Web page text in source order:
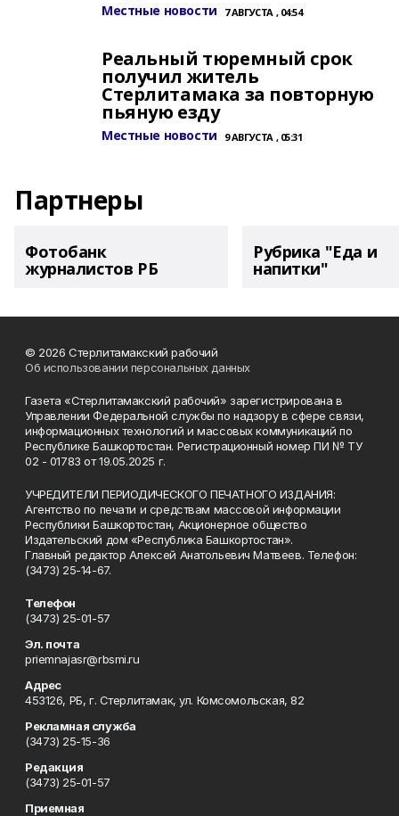
Местные новости 7 АВГУСТА , 04:54
Реальный тюремный срок
получил житель
Стерлитамака за повторную
пьяную езду
Местные новости 9 АВГУСТА , 05:31
Партнеры
Фотобанк
журналистов РБ
Рубрика "Еда и
напитки"
© 2026 Стерлитамакский рабочий
Об использовании персональных данных
Газета «Стерлитамакский рабочий» зарегистрирована в
Управлении Федеральной службы по надзору в сфере связи,
информационных технологий и массовых коммуникаций по
Республике Башкортостан. Регистрационный номер ПИ № ТУ
02 - 01783 от 19.05.2025 г.
УЧРЕДИТЕЛИ ПЕРИОДИЧЕСКОГО ПЕЧАТНОГО ИЗДАНИЯ:
Агентство по печати и средствам массовой информации
Республики Башкортостан, Акционерное общество
Издательский дом «Республика Башкортостан».
Главный редактор Алексей Анатольевич Матвеев. Телефон:
(3473) 25-14-67.
Телефон
(3473) 25-01-57
Эл. почта
priemnajasr@rbsmi.ru
Адрес
453126, РБ, г. Стерлитамак, ул. Комсомольская, 82
Рекламная служба
(3473) 25-15-36
Редакция
(3473) 25-01-57
Приемная